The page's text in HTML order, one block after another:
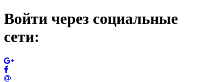
Войти через социальные
сети: